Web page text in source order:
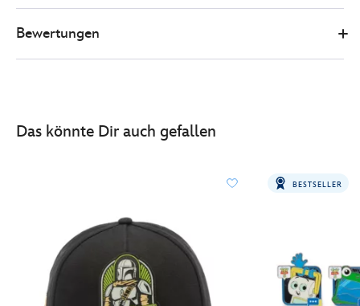
erwachsene-
445000923841.html
Bewertungen
Das könnte Dir auch gefallen
BESTSELLER